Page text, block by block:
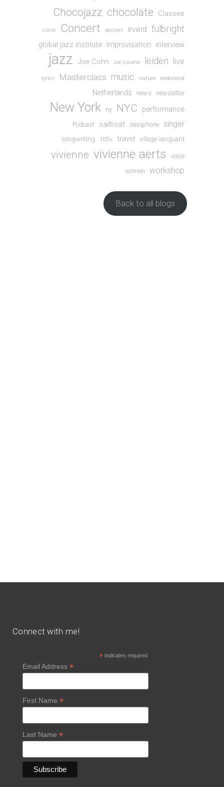
Chocojazz chocolate Classes
clinic Concert dessert event fulbright
global jazz institute Improvisation interview
jazz Joe Cohn Joe Lovano leiden live
lyrics Masterclass music nature nederland
Netherlands news newsletter
New York ny NYC performance
Podcast sailboat saxophone singer
songwriting TEDx travel village vanguard
vivienne vivienne aerts
voice
women
workshop
Back to all blogs
Connect with me!
*indicates required
Email Address *
First Name *
Last Name *